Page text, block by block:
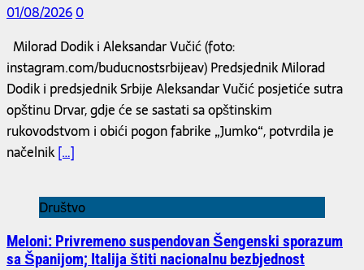
01/08/20260
Milorad Dodik i Aleksandar Vučić (foto:
instagram.com/buducnostsrbijeav) Predsjednik Milorad
Dodik i predsjednik Srbije Aleksandar Vučić posjetiće sutra
opštinu Drvar, gdje će se sastati sa opštinskim
rukovodstvom i obići pogon fabrike „Jumko“, potvrdila je
načelnik[…]
Društvo
Meloni: Privremeno suspendovan Šengenski sporazum
sa Španijom; Italija štiti nacionalnu bezbjednost